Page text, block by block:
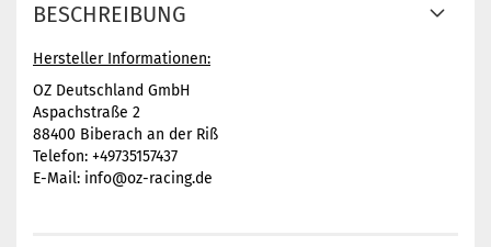
BESCHREIBUNG
Hersteller Informationen:
OZ Deutschland GmbH
Aspachstraße 2
88400 Biberach an der Riß
Telefon: +49735157437
E-Mail: info@oz-racing.de